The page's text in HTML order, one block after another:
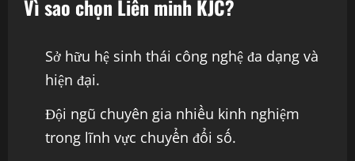
Vì sao chọn Liên minh KJC?
Sở hữu hệ sinh thái công nghệ đa dạng và
hiện đại.
Đội ngũ chuyên gia nhiều kinh nghiệm
trong lĩnh vực chuyển đổi số.